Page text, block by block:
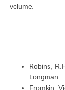
volume.
Robins,
Longman.
Fromkin,